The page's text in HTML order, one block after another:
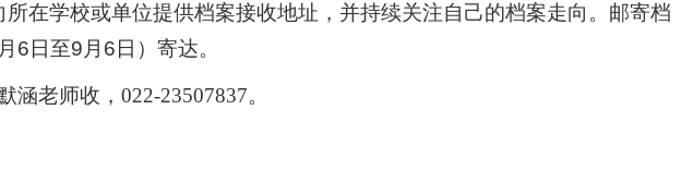
在学校或单位提供档案接收地址，并持续关注自己的档案走向。邮寄档
6日至9月6日）寄达。
老师收，022-23507837。